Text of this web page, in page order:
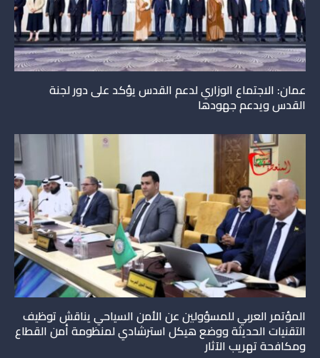
عمان: الاجتماع الوزاري لدعم القدس يؤكد على دور لجنة
القدس ويدعم جهودها
المؤتمر العربي للمسؤولين عن الأمن السياحي يناقش توظيف
التقنيات الحديثة ووضع هيكل استرشادي لمنظومة أمن القطاع
ومكافحة تهريب الآثار